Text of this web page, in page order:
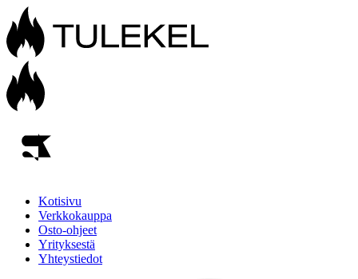
Kotisivu
Verkkokauppa
Osto-ohjeet
Yrityksestä
Yhteystiedot